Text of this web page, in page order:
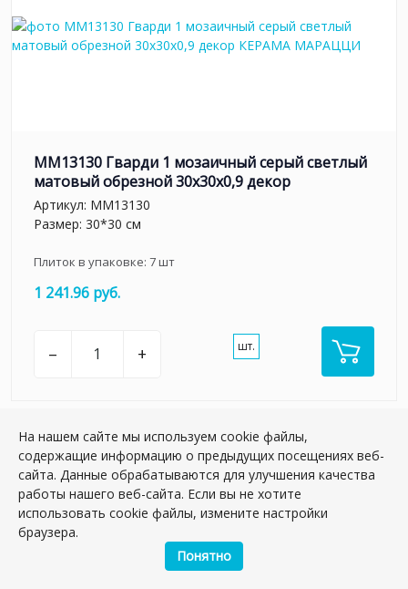
MM13130 Гварди 1 мозаичный серый светлый
матовый обрезной 30x30x0,9 декор
Артикул: MM13130
Размер: 30*30 см
Плиток в упаковке: 7шт
1 241.96 руб.
– + шт.
На нашем сайте мы используем cookie файлы,
содержащие информацию о предыдущих посещениях веб-
сайта. Данные обрабатываются для улучшения качества
работы нашего веб-сайта. Если вы не хотите
использовать cookie файлы, измените настройки
браузера.
Понятно